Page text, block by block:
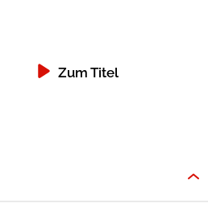
Zum Titel